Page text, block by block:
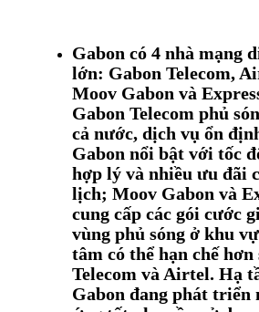
Gabon có 4 nhà mạng
lớn: Gabon Telecom,
Moov Gabon và
Gabon Telecom phủ
cả nước, dịch vụ ổn
Gabon nổi bật với tốc
hợp lý và nhiều ưu đãi
lịch; Moov Gabon và
cung cấp các gói cước
vùng phủ sóng ở khu
tâm có thể hạn chế hơn
Telecom và Airtel. Hạ
Gabon đang phát triển